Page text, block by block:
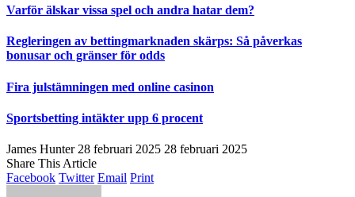
Varför älskar vissa spel och andra hatar dem?
Regleringen av bettingmarknaden skärps: Så påverkas
bonusar och gränser för odds
Fira julstämningen med online casinon
Sportsbetting intäkter upp 6 procent
James Hunter 28 februari 2025 28 februari 2025
Share This Article
Facebook Twitter Email Print